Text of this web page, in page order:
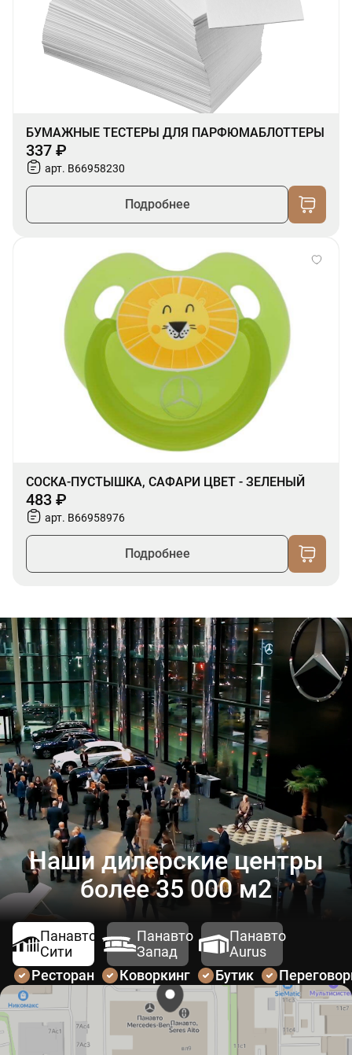
БУМАЖНЫЕ ТЕСТЕРЫ ДЛЯ ПАРФЮМАБЛОТТЕРЫ
337 ₽
арт. B66958230
Подробнее
СОСКА-ПУСТЫШКА, САФАРИ ЦВЕТ - ЗЕЛЕНЫЙ
483 ₽
арт. B66958976
Подробнее
Наши дилерские центры
более 35 000 м2
Панавто
Сити
Панавто
Запад
Панавто
Aurus
Ресторан
Коворкинг Бутик